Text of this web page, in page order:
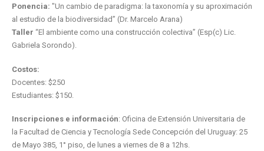
Ponencia: "Un cambio de paradigma: la taxonomía y su aproximación
al estudio de la biodiversidad” (Dr. Marcelo Arana)
Taller “El ambiente como una construcción colectiva” (Esp(c) Lic.
Gabriela Sorondo).
Costos:
Docentes: $250
Estudiantes: $150.
Inscripciones e información: Oficina de Extensión Universitaria de
la Facultad de Ciencia y Tecnología Sede Concepción del Uruguay: 25
de Mayo 385, 1° piso, de lunes a viernes de 8 a 12hs.